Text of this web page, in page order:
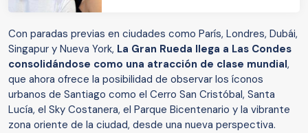
Con paradas previas en ciudades como París, Londres, Dubái,
Singapur y Nueva York, La Gran Rueda llega a Las Condes
consolidándose como una atracción de clase mundial,
que ahora ofrece la posibilidad de observar los íconos
urbanos de Santiago como el Cerro San Cristóbal, Santa
Lucía, el Sky Costanera, el Parque Bicentenario y la vibrante
zona oriente de la ciudad, desde una nueva perspectiva.